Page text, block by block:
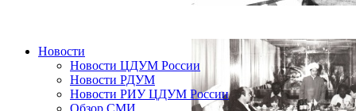
Новости
Новости ЦДУМ России
Новости РДУМ
Новости РИУ ЦДУМ России
Обзор СМИ